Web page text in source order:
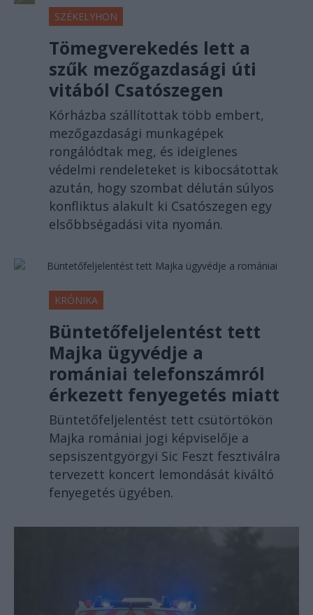
SZÉKELYHON
Tömegverekedés lett a
szűk mezőgazdasági úti
vitából Csatószegen
Kórházba szállítottak több embert,
mezőgazdasági munkagépek
rongálódtak meg, és ideiglenes
védelmi rendeleteket is kibocsátottak
azután, hogy szombat délután súlyos
konfliktus alakult ki Csatószegen egy
elsőbbségadási vita nyomán.
KRÓNIKA
Büntetőfeljelentést tett
Majka ügyvédje a
romániai telefonszámról
érkezett fenyegetés miatt
Büntetőfeljelentést tett csütörtökön
Majka romániai jogi képviselője a
sepsiszentgyörgyi Sic Feszt fesztiválra
tervezett koncert lemondását kiváltó
fenyegetés ügyében.